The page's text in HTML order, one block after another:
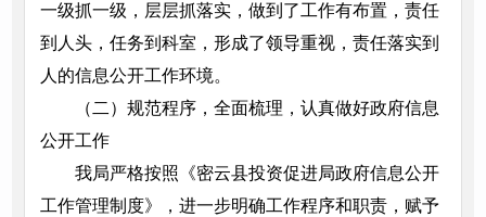
一级抓一级，层层抓落实，做到了工作有布置，责任
到人头，任务到科室，形成了领导重视，责任落实到
人的信息公开工作环境。
（二）规范程序，全面梳理，认真做好政府信息
公开工作
我局严格按照《密云县投资促进局政府信息公开
工作管理制度》，进一步明确工作程序和职责，赋予